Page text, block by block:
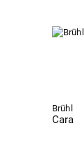
Brühl
Cara